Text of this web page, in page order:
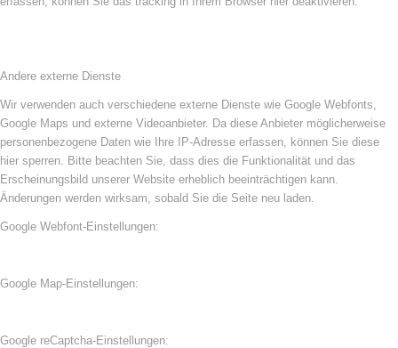
Andere externe Dienste
Wir verwenden auch verschiedene externe Dienste wie Google Webfonts,
Google Maps und externe Videoanbieter. Da diese Anbieter möglicherweise
personenbezogene Daten wie Ihre IP-Adresse erfassen, können Sie diese
hier sperren. Bitte beachten Sie, dass dies die Funktionalität und das
Erscheinungsbild unserer Website erheblich beeinträchtigen kann.
Änderungen werden wirksam, sobald Sie die Seite neu laden.
Google Webfont-Einstellungen:
Google Map-Einstellungen:
Google reCaptcha-Einstellungen: